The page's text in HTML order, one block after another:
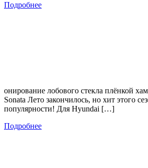
Подробнее
онирование лобового стекла плёнкой
Sonata Лето закончилось, но хит этого
популярности! Для Hyundai […]
Подробнее